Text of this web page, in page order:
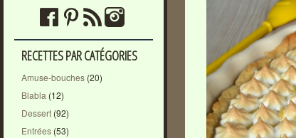
RECETTES PAR CATÉGORIES
Amuse-bouches (20)
Blabla (12)
Dessert (92)
Entrées (53)